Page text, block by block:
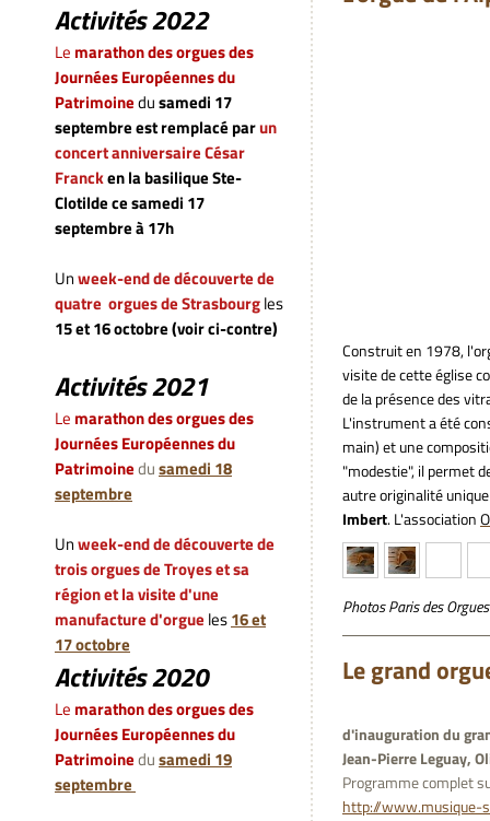
Activités 2022
Le marathon des orgues des
Journées Européennes du
Patrimoinedusamedi 17
septembreest remplacé parun
concert anniversaire César
Francken la basilique Ste-
Clotilde ce samedi 17
septembre à 17h
Unweek-end de découverte de
quatre orgues de Strasbourgles
15 et 16 octobre (voir ci-contre)
Activités 2021
Le marathon des orgues des
Journées Européennes du
Patrimoinedusamedi 18
septembre
Unweek-end de découverte de
trois orgues de Troyes et sa
région et la visite d'une
manufacture d'orgue les16 et
17 octobre
Activités 2020
Le marathon des orgues des
Journées Européennes du
Patrimoinedusamedi 19
septembre
Construit en 1978,
visite de cette église
de la présence des
L'instrument a été
main) et une
"modestie", il permet
autre originalité
Imbert. L'association
Photos Paris des Orgues
Le grand
d'inauguration du
Jean-Pierre Leguay,
Programme complet
http://www.musique-